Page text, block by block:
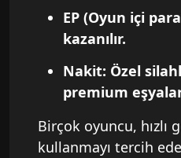
EP (Oyun içi
kazanılır.
Nakit: Özel
premium
Birçok oyuncu, hızlı
kullanmayı tercih